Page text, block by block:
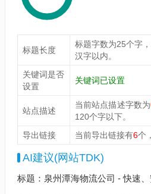
标题长度
标题字数为25个字
汉字以内。
关键词是否
设置
关键词已设置
站点描述
当前站点描述字数为
120个字以下。
导出链接
当前导出链接有6个
AI建议(网站TDK)
标题：泉州潭海物流公司 - 快速